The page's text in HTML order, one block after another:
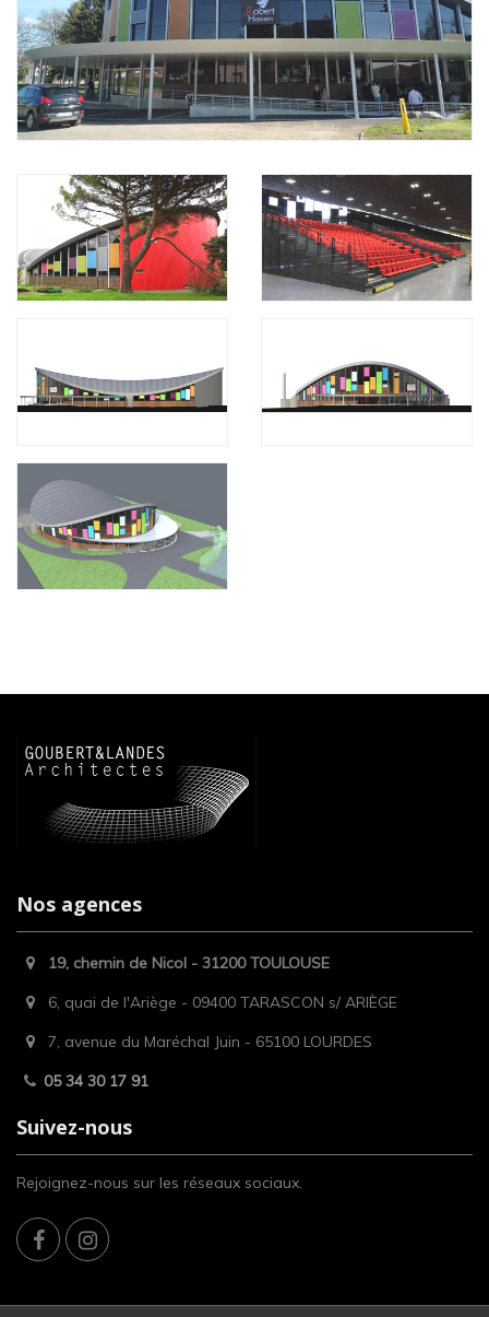
Nos agences
19, chemin de Nicol - 31200 TOULOUSE
6, quai de l'Ariège - 09400 TARASCON s/ ARIÈGE
7, avenue du Maréchal Juin - 65100 LOURDES
05 34 30 17 91
Suivez-nous
Rejoignez-nous sur les réseaux sociaux.